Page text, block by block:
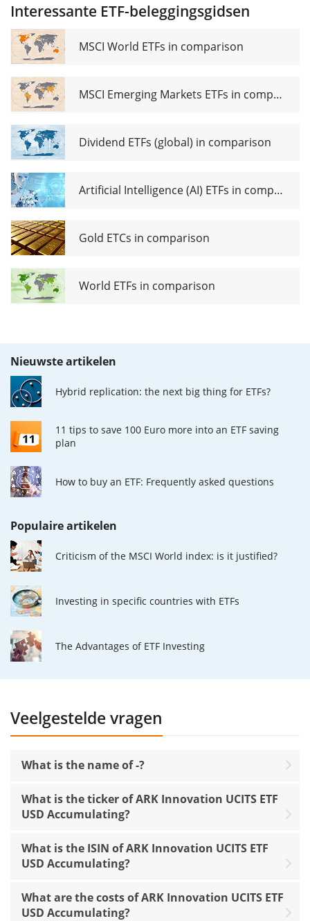
Interessante ETF-beleggingsgidsen
MSCI World ETFs in comparison
MSCI Emerging Markets ETFs in comparison
Dividend ETFs (global) in comparison
Artificial Intelligence (AI) ETFs in comparison
Gold ETCs in comparison
World ETFs in comparison
Nieuwste artikelen
Hybrid replication: the next big thing for ETFs?
11 tips to save 100 Euro more into an ETF saving
plan
How to buy an ETF: Frequently asked questions
Populaire artikelen
Criticism of the MSCI World index: is it justified?
Investing in specific countries with ETFs
The Advantages of ETF Investing
Veelgestelde vragen
What is the name of -?
What is the ticker of ARK Innovation UCITS ETF
USD Accumulating?
What is the ISIN of ARK Innovation UCITS ETF
USD Accumulating?
What are the costs of ARK Innovation UCITS ETF
USD Accumulating?